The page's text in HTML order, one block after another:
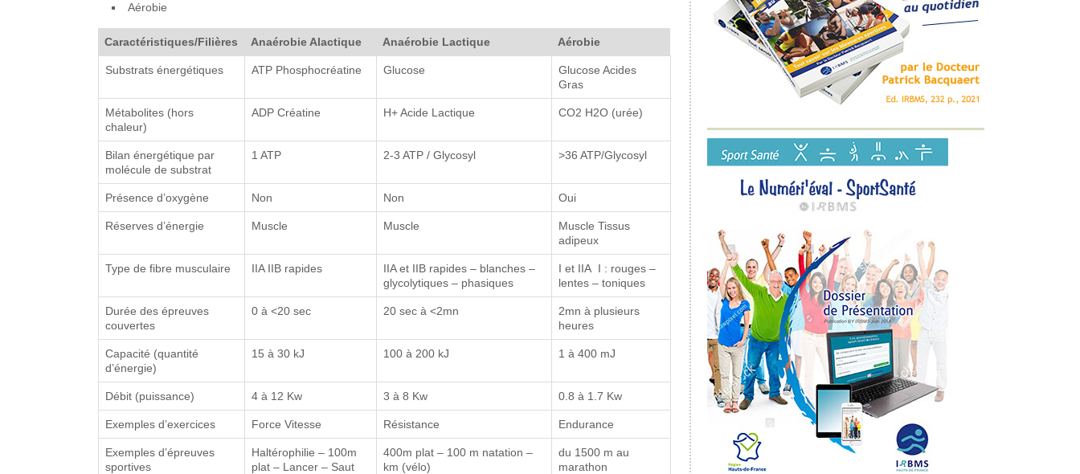
Aérobie
Caractéristiques/Filières Anaérobie Alactique Anaérobie Lactique Aérobie
Substrats énergétiques ATP Phosphocréatine Glucose
Glucose Acides
Gras
Métabolites (hors
chaleur)
ADP Créatine H+ Acide Lactique CO2 H2O (urée)
Bilan énergétique par
molécule de substrat
1 ATP 2-3 ATP / Glycosyl >36 ATP/Glycosyl
Présence d’oxygène Non Non Oui
Réserves d’énergie Muscle Muscle
Muscle Tissus
adipeux
Type de fibre musculaire IIA IIB rapides
IIA et IIB rapides – blanches –
glycolytiques – phasiques
I et IIA I : rouges –
lentes – toniques
Durée des épreuves
couvertes
0 à <20 sec 20 sec à <2mn
2mn à plusieurs
heures
Capacité (quantité
d’énergie)
15 à 30 kJ 100 à 200 kJ 1 à 400 mJ
Débit (puissance) 4 à 12 Kw 3 à 8 Kw 0.8 à 1.7 Kw
Exemples d’exercices Force Vitesse Résistance Endurance
Exemples d’épreuves
sportives
Haltérophilie – 100m
plat – Lancer – Saut
400m plat – 100 m natation –
km (vélo)
du 1500 m au
marathon